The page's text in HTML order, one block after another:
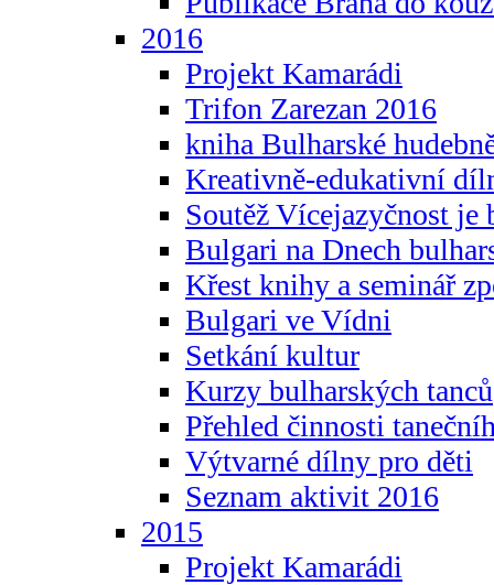
2016
Projekt Kamarádi
Trifon Zarezan 2016
kniha Bulharské
Kreativně-edukativní
Soutěž Vícejazyčnost je
Bulgari na Dnech
Křest knihy a seminář
Bulgari ve Vídni
Setkání kultur
Kurzy bulharských tanců
Přehled činnosti
Výtvarné dílny pro děti
Seznam aktivit 2016
2015
Projekt Kamarádi